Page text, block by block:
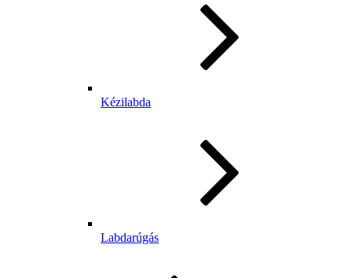
Kézilabda
Labdarúgás